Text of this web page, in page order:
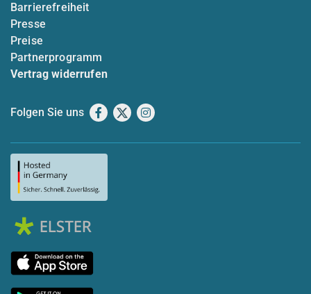
Barrierefreiheit
Presse
Preise
Partnerprogramm
Vertrag widerrufen
Folgen Sie uns Facebook
X Instagram